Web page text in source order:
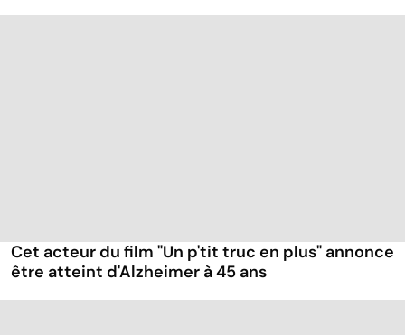
Cet acteur du film "Un p'tit truc en plus" annonce
être atteint d'Alzheimer à 45 ans